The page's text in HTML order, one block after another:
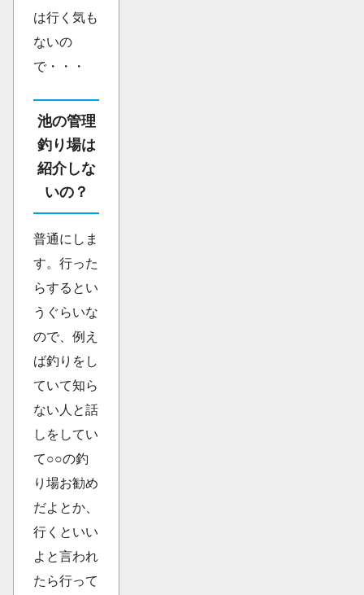
は行く気も
ないの
で・・・
池の管理
釣り場は
紹介しな
いの？
普通にしま
す。行った
らするとい
うぐらいな
ので、例え
ば釣りをし
ていて知ら
ない人と話
しをしてい
て○○の釣
り場お勧め
だよとか、
行くといい
よと言われ
たら行って